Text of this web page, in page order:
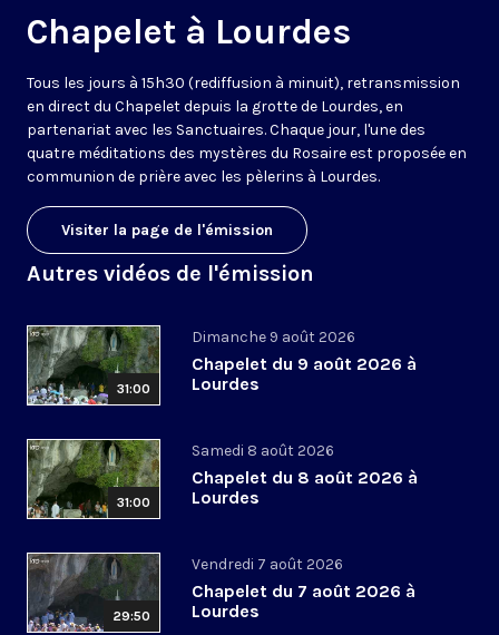
Chapelet à Lourdes
Tous les jours à 15h30 (rediffusion à minuit), retransmission
en direct du Chapelet depuis la grotte de Lourdes, en
partenariat avec les Sanctuaires. Chaque jour, l'une des
quatre méditations des mystères du Rosaire est proposée en
communion de prière avec les pèlerins à Lourdes.
Visiter la page de l'émission
Autres vidéos de l'émission
31:00
Dimanche 9 août 2026
Chapelet du 9 août 2026 à
Lourdes
31:00
Samedi 8 août 2026
Chapelet du 8 août 2026 à
Lourdes
29:50
Vendredi 7 août 2026
Chapelet du 7 août 2026 à
Lourdes